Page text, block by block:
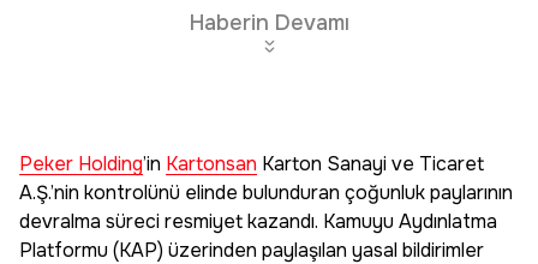
Haberin Devamı
Peker Holding’in Kartonsan Karton Sanayi ve Ticaret
A.Ş.’nin kontrolünü elinde bulunduran çoğunluk paylarının
devralma süreci resmiyet kazandı. Kamuyu Aydınlatma
Platformu (KAP) üzerinden paylaşılan yasal bildirimler